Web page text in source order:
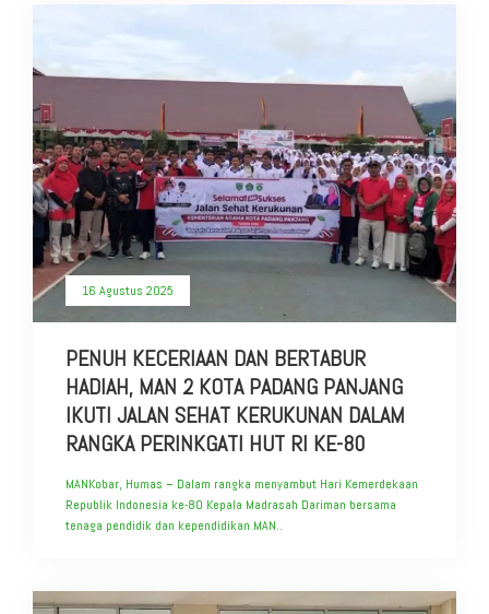
16 Agustus 2025
PENUH KECERIAAN DAN BERTABUR
HADIAH, MAN 2 KOTA PADANG PANJANG
IKUTI JALAN SEHAT KERUKUNAN DALAM
RANGKA PERINKGATI HUT RI KE-80
MANKobar, Humas – Dalam rangka menyambut Hari Kemerdekaan
Republik Indonesia ke-80 Kepala Madrasah Dariman bersama
tenaga pendidik dan kependidikan MAN..